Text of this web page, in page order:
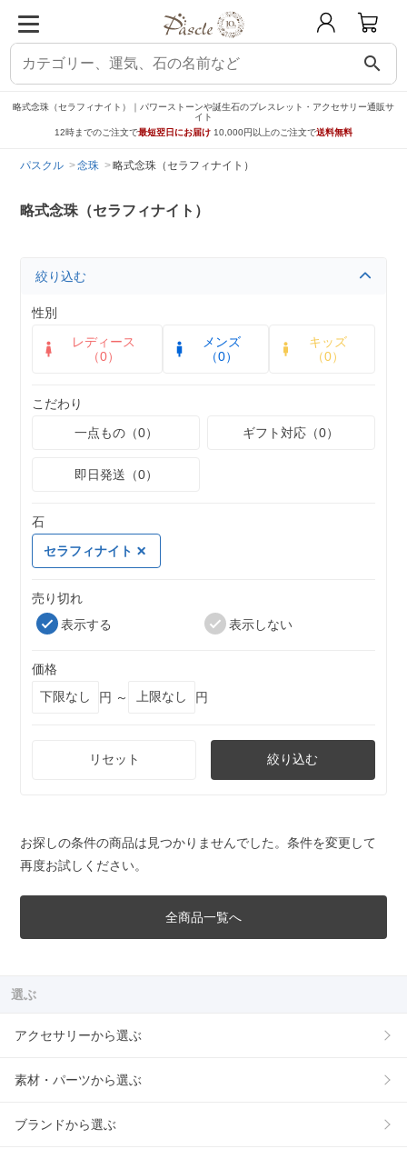
search
略式念珠（セラフィナイト）｜パワーストーンや誕生石のブレスレット・アクセサリー通販サ
イト
12時までのご注文で最短翌日にお届け 10,000円以上のご注文で送料無料
パスクル 念珠 略式念珠（セラフィナイト）
略式念珠（セラフィナイト）
絞り込む
性別
レディース
（0）
メンズ
（0）
キッズ
（0）
こだわり
一点もの（0）
ギフト対応（0）
即日発送（0）
石
セラフィナイト
売り切れ
表示する
表示しない
価格
円 ～
円
リセット 絞り込む
お探しの条件の商品は見つかりませんでした。条件を変更して
再度お試しください。
全商品一覧へ
選ぶ
アクセサリーから選ぶ
素材・パーツから選ぶ
ブランドから選ぶ